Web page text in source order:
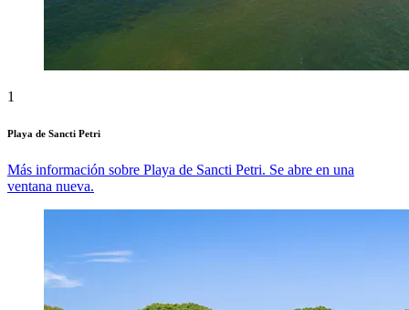
1
Playa de Sancti Petri
Más información sobre Playa de Sancti Petri. Se abre en una
ventana nueva.